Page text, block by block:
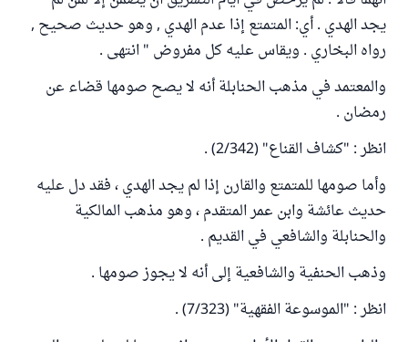
يجد الهدي . أي: المتمتع إذا عدم الهدي , وهو حديث صحيح ,
رواه البخاري . ويقاس عليه كل مفروض " انتهى .
والمعتمد في مذهب الحنابلة أنه لا يصح صومها قضاء عن
رمضان .
انظر : "كشاف القناع" (2/342) .
وأما صومها للمتمتع والقارن إذا لم يجد الهدي ، فقد دل عليه
حديث عائشة وابن عمر المتقدم ، وهو مذهب المالكية
والحنابلة والشافعي في القديم .
وذهب الحنفية والشافعية إلى أنه لا يجوز صومها .
انظر : "الموسوعة الفقهية" (7/323) .